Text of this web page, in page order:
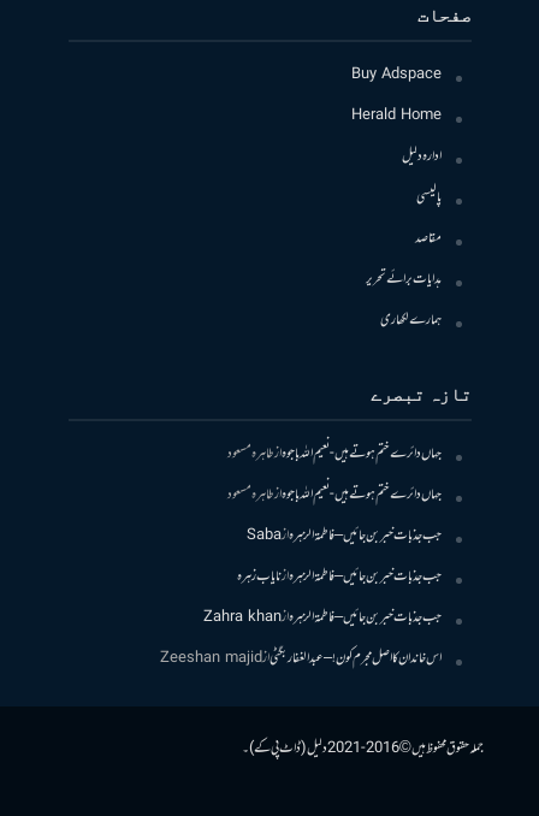
صفحات
Buy Adspace
Herald Home
ادارہ دلیل
پالیسی
مقاصد
ہدایات برائے تحریر
ہمارے لکھاری
تازہ تبصرے
جہاں دائرے ختم ہوتے ہیں- نعیم اللہ باجوہازطاہرہ مسعود
جہاں دائرے ختم ہوتے ہیں- نعیم اللہ باجوہازطاہرہ مسعود
جب جذبات خبر بن جائیں – فاطمۃالزہرہازSaba
جب جذبات خبر بن جائیں – فاطمۃالزہرہازنایاب زہرہ
جب جذبات خبر بن جائیں – فاطمۃالزہرہازZahra khan
اس خاندان کا اصل مجرم کون! – عبدالغفار بگٹیازZeeshan majid
جملہ حقوق محفوظ ہیں © 2016-2021 دلیل (ڈاٹ پی کے)۔